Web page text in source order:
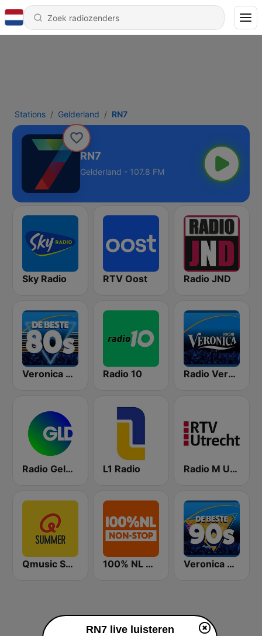
Stations Gelderland RN7
RN7
Gelderland - 107.8 FM
Sky Radio RTV Oost Radio JND
Veronica De Beste 80s Radio 10 Radio Veronica
Radio Gelderland L1 Radio Radio M Utrecht
Qmusic Summer 100% NL Nonstop Veronica De Beste 90s
RN7 live luisteren